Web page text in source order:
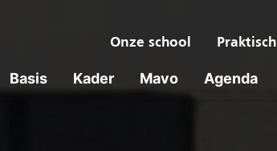
Onze school Praktisch
Basis Kader Mavo Agenda